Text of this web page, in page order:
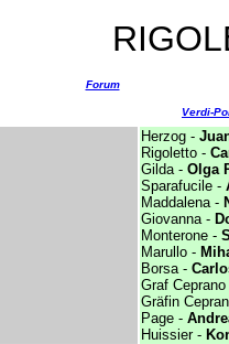
Forum
Verdi-
Herzog -
Rigoletto -
Gilda - Olga
Sparafucile -
Maddalena -
Giovanna -
Monterone -
Marullo -
Borsa -
Graf Ceprano
Gräfin
Page -
Huissier -